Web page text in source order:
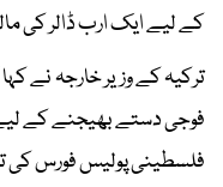
کے لیے ایک ارب ڈالر کی
ترکیہ کے وزیر خارجہ نے
فوجی دستے بھیجنے کے
فلسطینی پولیس فورس کی